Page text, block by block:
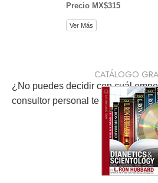
Precio MX$315
Ver Más
¿No puedes decidir con cuál
consultor personal te ayudará.
CATÁLOGO